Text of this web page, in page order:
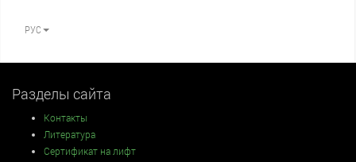
РУС
Разделы сайта
Контакты
Литература
Сертификат на лифт